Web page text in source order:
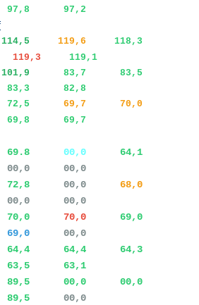
97,8 97,2
114,5 119,6 118,3
119,3 119,1
101,9
83,7 83,5
83,3 82,8
69,7 70,0
69,8 69,7
69.8 00,0 64,1
00,0 00,0
00,0 68,0
00,0
70,0
69,0
69,0 00,0
64,4 64,3
63,5 63,1
00,0 00,0
89,5 00,0